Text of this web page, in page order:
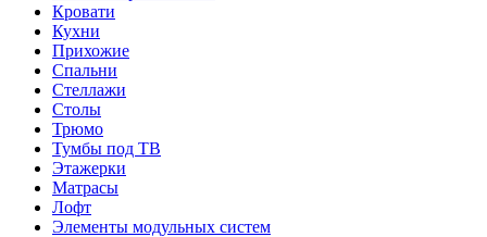
Кровати
Кухни
Прихожие
Спальни
Стеллажи
Столы
Трюмо
Тумбы под ТВ
Этажерки
Матрасы
Лофт
Элементы модульных систем